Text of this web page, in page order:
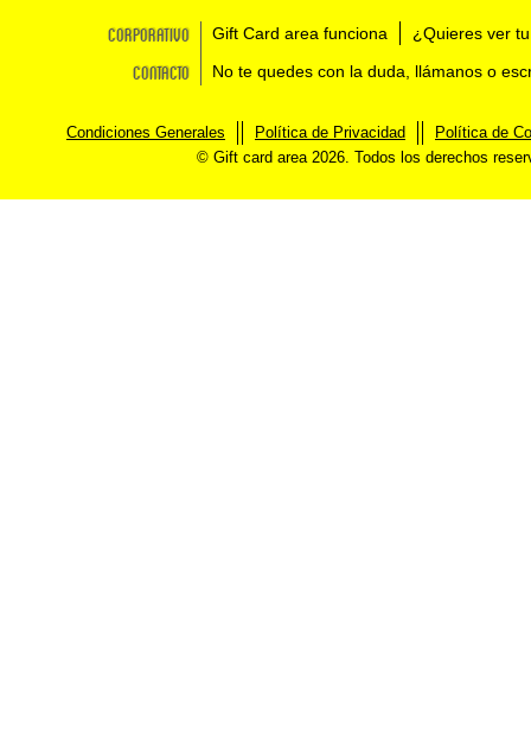
Corporativo Gift Card area funciona ¿Quieres ver
Contacto No te quedes con la duda, llámanos o
Condiciones Generales Política de Privacidad
Política de
© Gift card area 2026. Todos los derechos